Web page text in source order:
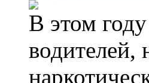
В этом
водителей,